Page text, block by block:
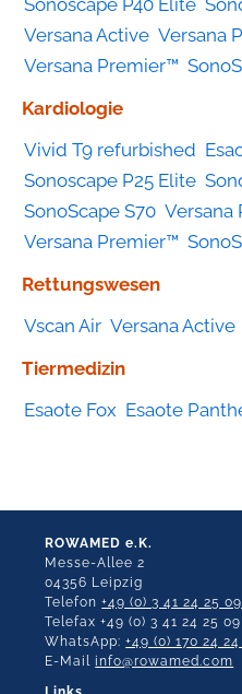
Sonoscape P40 Elite
Versana Active Versana
Versana Premier™
Kardiologie
Vivid T9 refurbished
Sonoscape P25 Elite
SonoScape S70 Versana
Versana Premier™
Rettungswesen
Vscan Air Versana Active
Tiermedizin
Esaote Fox Esaote
ROWAMED e.K.
Messe-Allee 2
04356 Leipzig
Telefon+49 (0) 3 41 24 25
Telefax +49 (0) 3 41 24 25
WhatsApp:+49 (0) 170 24
E-Mail info@rowamed.com